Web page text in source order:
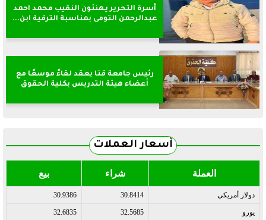
أسرة التحرير يهنئون النقيب محمد احمد
عبدالرحمن التومى بمناسبة الترقية ابن...
رئيس جامعة قنا يعقد لقاءً موسعًا مع
أعضاء هيئة التدريس بكلية الحقوق
أسعار العملات
العملة شراء بيع
دولار أمريكى 30.8414
30.9386
يورو 32.5685
32.6835